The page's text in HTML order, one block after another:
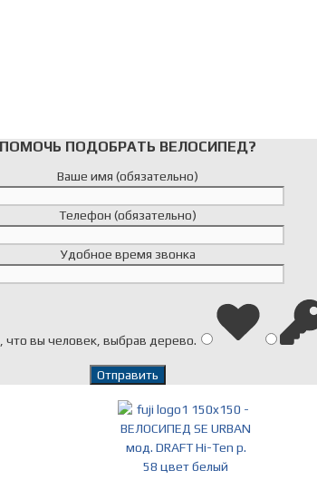
ПОМОЧЬ ПОДОБРАТЬ ВЕЛОСИПЕД?
Ваше имя (обязательно)
Телефон (обязательно)
Удобное время звонка
что вы человек, выбрав дерево.